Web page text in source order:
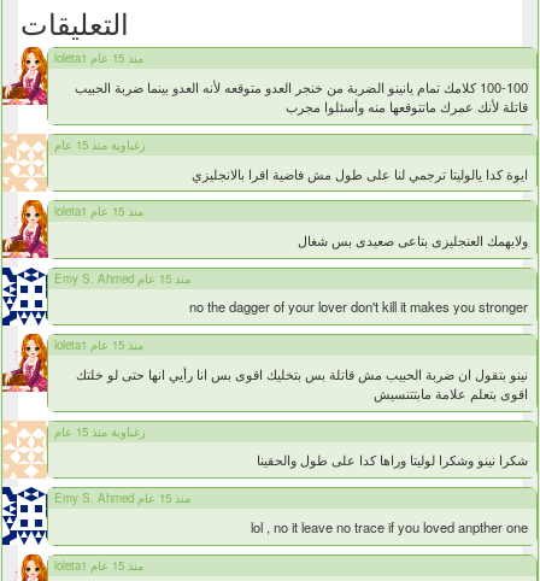
التعليقات
loleta1 منذ 15 عام
100-100 كلامك تمام يانينو الضربة من خنجر العدو متوقعه لأنه العدو بينما ضربة الحبيب
قاتلة لأنك عمرك ماتتوقعها منه وأسئلوا مجرب
زغباوية منذ 15 عام
ايوة كدا يالوليتا ترجمي لنا على طول مش فاضية اقرا بالانجليزي
loleta1 منذ 15 عام
ولايهمك العنجليزى بتاعى صعيدى بس شغال
Emy S. Ahmed منذ 15 عام
no the dagger of your lover don't kill it makes you stronger
loleta1 منذ 15 عام
نينو بتقول ان ضربة الحبيب مش قاتلة بس بتخليك اقوى بس انا رأيي انها حتى لو خلتك
اقوى بتعلم علامة مابتتنسيش
زغباوية منذ 15 عام
شكرا نينو وشكرا لوليتا وراها كدا على طول والحقينا
Emy S. Ahmed منذ 15 عام
lol , no it leave no trace if you loved anpther one
loleta1 منذ 15 عام